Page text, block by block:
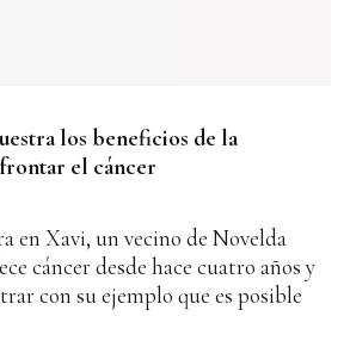
los beneficios de la
el cáncer
en Xavi, un vecino de Novelda
cáncer desde hace cuatro años y
con su ejemplo que es posible